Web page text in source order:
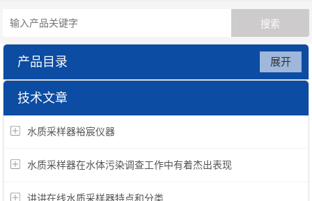
产品目录
监测仪器系列
展开
技术文章
水质采样器裕宸仪器
水质采样器在水体污染调查工作中有着杰出表现
讲讲在线水质采样器特点和分类